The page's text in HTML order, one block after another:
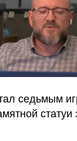
седьмым
статуи